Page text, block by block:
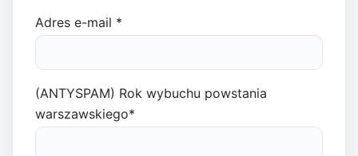
Adres e-mail *
(ANTYSPAM) Rok wybuchu powstania
warszawskiego*